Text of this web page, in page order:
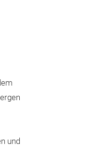
und